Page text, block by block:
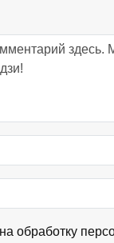
обработку